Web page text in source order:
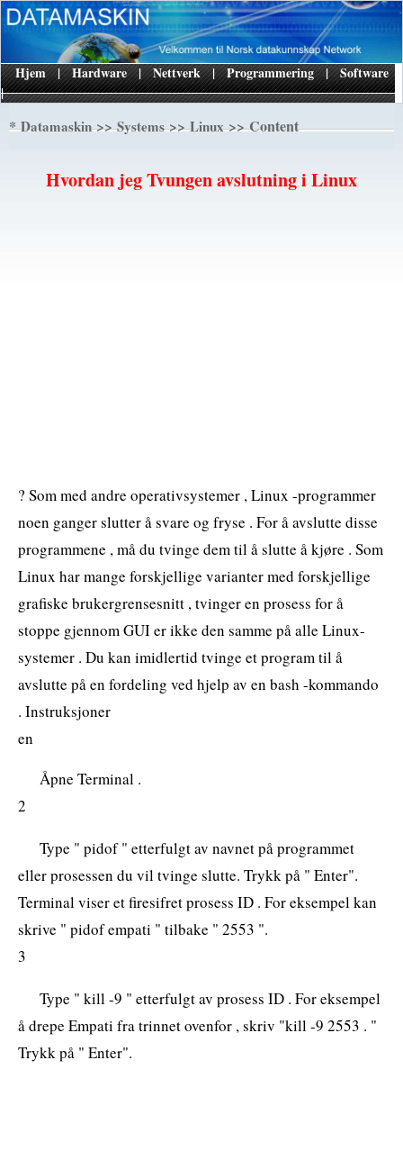
|
Hjem | Hardware | Nettverk | Programmering | Software
*Datamaskin>>Systems>>Linux>> Content
Hvordan jeg Tvungen avslutning i Linux
? Som med andre operativsystemer , Linux -programmer
noen ganger slutter å svare og fryse . For å avslutte disse
programmene , må du tvinge dem til å slutte å kjøre . Som
Linux har mange forskjellige varianter med forskjellige
grafiske brukergrensesnitt , tvinger en prosess for å
stoppe gjennom GUI er ikke den samme på alle Linux-
systemer . Du kan imidlertid tvinge et program til å
avslutte på en fordeling ved hjelp av en bash -kommando
. Instruksjoner
en
Åpne Terminal .
2
Type " pidof " etterfulgt av navnet på programmet
eller prosessen du vil tvinge slutte. Trykk på " Enter".
Terminal viser et firesifret prosess ID . For eksempel kan
skrive " pidof empati " tilbake " 2553 ".
3
Type " kill -9 " etterfulgt av prosess ID . For eksempel
å drepe Empati fra trinnet ovenfor , skriv "kill -9 2553 . "
Trykk på " Enter".